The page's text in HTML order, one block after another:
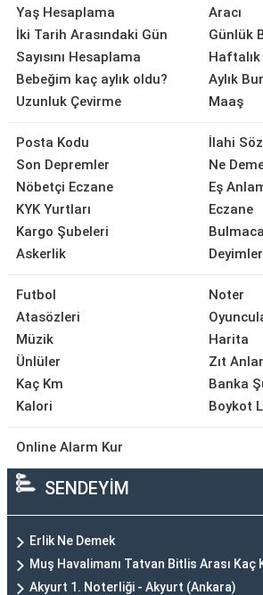
Yaş Hesaplama
İki Tarih Arasındaki Gün
Sayısını Hesaplama
Bebeğim kaç aylık oldu?
Uzunluk Çevirme
Aracı
Günlük
Aylık
Maaş
Posta Kodu
Son Depremler
Nöbetçi Eczane
KYK Yurtları
Kargo Şubeleri
Askerlik
İlahi
Ne
Eş
Eczane
Bulmaca
Futbol
Atasözleri
Müzik
Ünlüler
Kaç Km
Kalori
Noter
Harita
Zıt
Banka
Boykot
Online Alarm Kur
SENDEYİM
Erlik Ne Demek
Muş Havalimanı Tatvan Bitlis Arası Kaç
Akyurt 1. Noterliği - Akyurt (Ankara)